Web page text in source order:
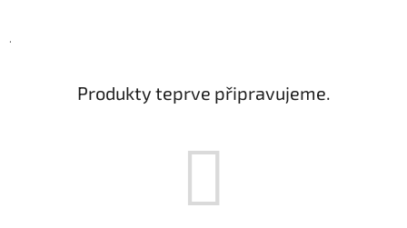
.
Produkty teprve připravujeme.